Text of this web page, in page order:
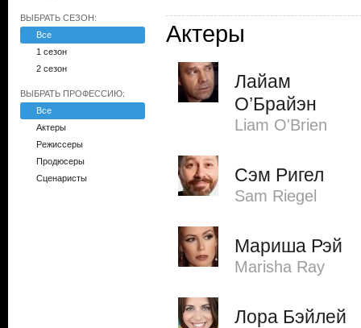
ВЫБРАТЬ СЕЗОН:
Все
1 сезон
2 сезон
ВЫБРАТЬ ПРОФЕССИЮ:
Все
Актеры
Режиссеры
Продюсеры
Сценаристы
Актеры
Лайам
О’Брайэн
Liam O'Brien
Сэм Ригел
Sam Riegel
Мариша Рэй
Marisha Ray
Лора Бэйлей